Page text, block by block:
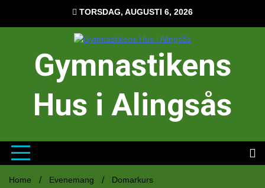
innehåll
TORSDAG, AUGUSTI 6, 2026
Gymnastikens
Hus i Alingsås
Home Evenemang Domarkurs